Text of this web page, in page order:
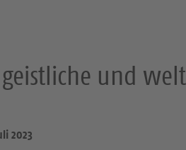
und
2023